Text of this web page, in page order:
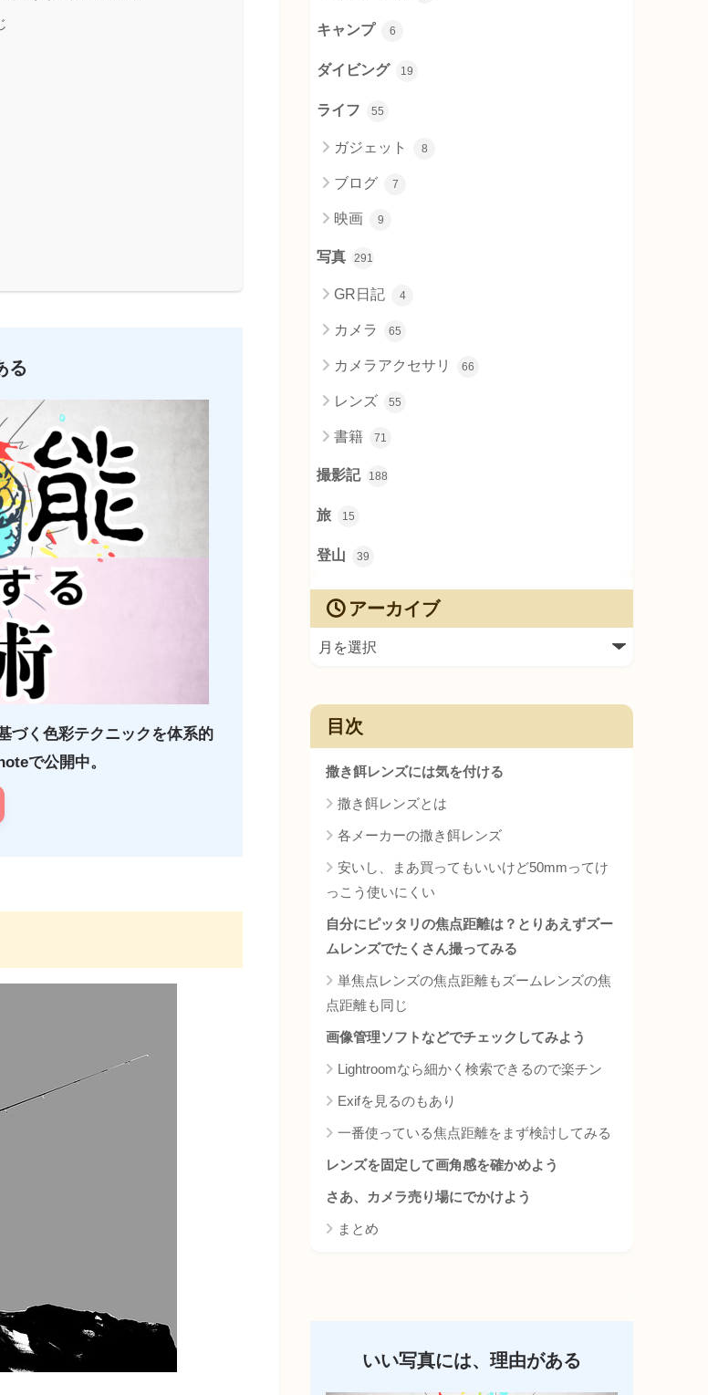
る
づく色彩テクニックを体系的
で公開中。
キャンプ 6
ダイビング 19
ライフ 55
ガジェット 8
ブログ 7
映画 9
写真 291
GR日記 4
カメラ 65
カメラアクセサリ 66
レンズ 55
書籍 71
撮影記 188
旅 15
登山 39
アーカイブ
目次
撒き餌レンズには気を付ける
撒き餌レンズとは
各メーカーの撒き餌レンズ
安いし、まあ買ってもいいけど50mmってけ
っこう使いにくい
自分にピッタリの焦点距離は？とりあえずズー
ムレンズでたくさん撮ってみる
単焦点レンズの焦点距離もズームレンズの焦
点距離も同じ
画像管理ソフトなどでチェックしてみよう
Lightroomなら細かく検索できるので楽チン
Exifを見るのもあり
一番使っている焦点距離をまず検討してみる
レンズを固定して画角感を確かめよう
さあ、カメラ売り場にでかけよう
まとめ
いい写真には、理由がある